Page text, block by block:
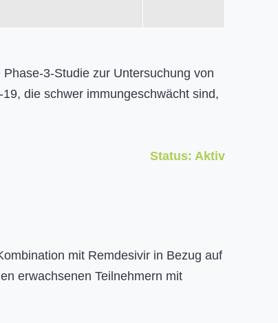
3-Studie zur Untersuchung von
die schwer immungeschwächt sind,
Status: Aktiv
mit Remdesivir in Bezug auf
erwachsenen Teilnehmern mit